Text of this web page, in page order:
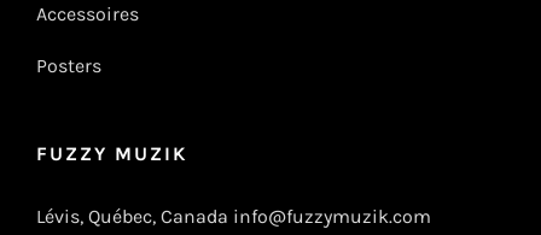
Accessoires
Posters
FUZZY MUZIK
Lévis, Québec, Canada info@fuzzymuzik.com